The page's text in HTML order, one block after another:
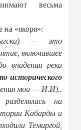
весьма
«якоря»:
— это
включавшее
впадения реки
исторического
мои — И.И)..
на
Кабарды и
Темиргой,